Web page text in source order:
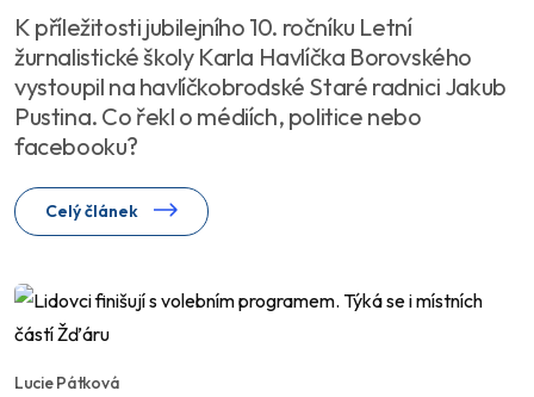
K příležitosti jubilejního 10. ročníku Letní
žurnalistické školy Karla Havlíčka Borovského
vystoupil na havlíčkobrodské Staré radnici Jakub
Pustina. Co řekl o médiích, politice nebo
facebooku?
Celý článek
Lucie Pátková